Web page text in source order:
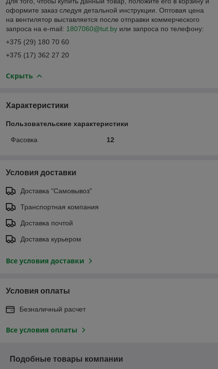
оформите заказ следуя детальной инструкции. Оптовая цена
на вентилятор выставляется после отправки коммерческого
запроса на e-mail: 1807060@tut.by или запроса по телефону:
+375 (29) 180 70 60
+375 (17) 362 27 20
Скрыть
Характеристики
Пользовательские характеристики
Фасовка 12
Условия доставки
Доставка "Самовывоз"
Транспортная компания
Доставка почтой
Доставка курьером
Все условия доставки
Условия оплаты
Безналичный расчет
Все условия оплаты
Подобные товары компании